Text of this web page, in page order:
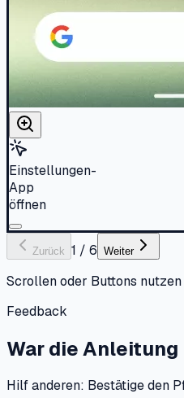
Einstellungen-
App
öffnen
Zurück 1 / 6 Weiter
Scrollen oder Buttons
Feedback
War die
Hilf anderen: Bestätige den